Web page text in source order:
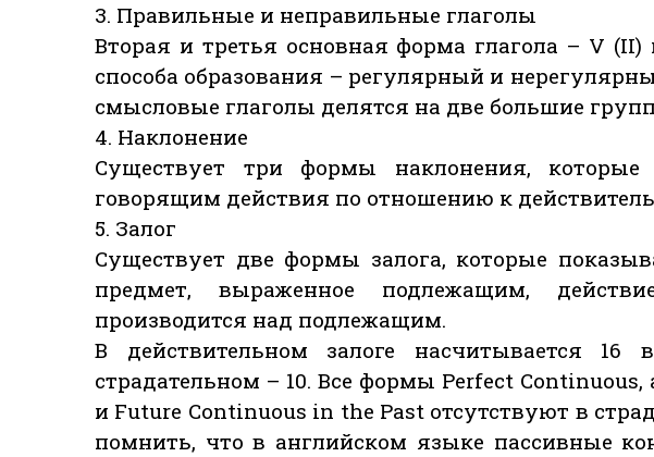
3. Правильные и неправильные глаголы
Вторая и третья основная форма глагола – V
способа образования – регулярный и
смысловые глаголы делятся на две большие
4. Наклонение
Существует три формы наклонения, которые
говорящим действия по отношению к
5. Залог
Существует две формы залога, которые
предмет, выраженное подлежащим,
производится над подлежащим.
В действительном залоге насчитывается
страдательном – 10. Все формы Perfect
и Future Continuous in the Past отсутствуют в
помнить, что в английском языке пассивные